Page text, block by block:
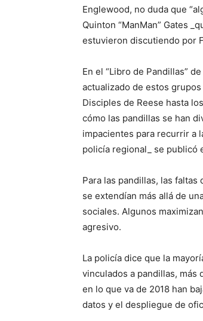
Englewood, no duda que
Quinton “ManMan” Gates
estuvieron discutiendo por
En el “Libro de Pandillas”
actualizado de estos
Disciples de Reese hasta
cómo las pandillas se han
impacientes para recurrir a
policía regional_ se publicó
Para las pandillas, las
se extendían más allá de
sociales. Algunos
agresivo.
La policía dice que la
vinculados a pandillas, más
en lo que va de 2018 han
datos y el despliegue de